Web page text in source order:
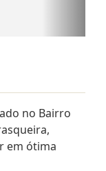
no Bairro
em ótima